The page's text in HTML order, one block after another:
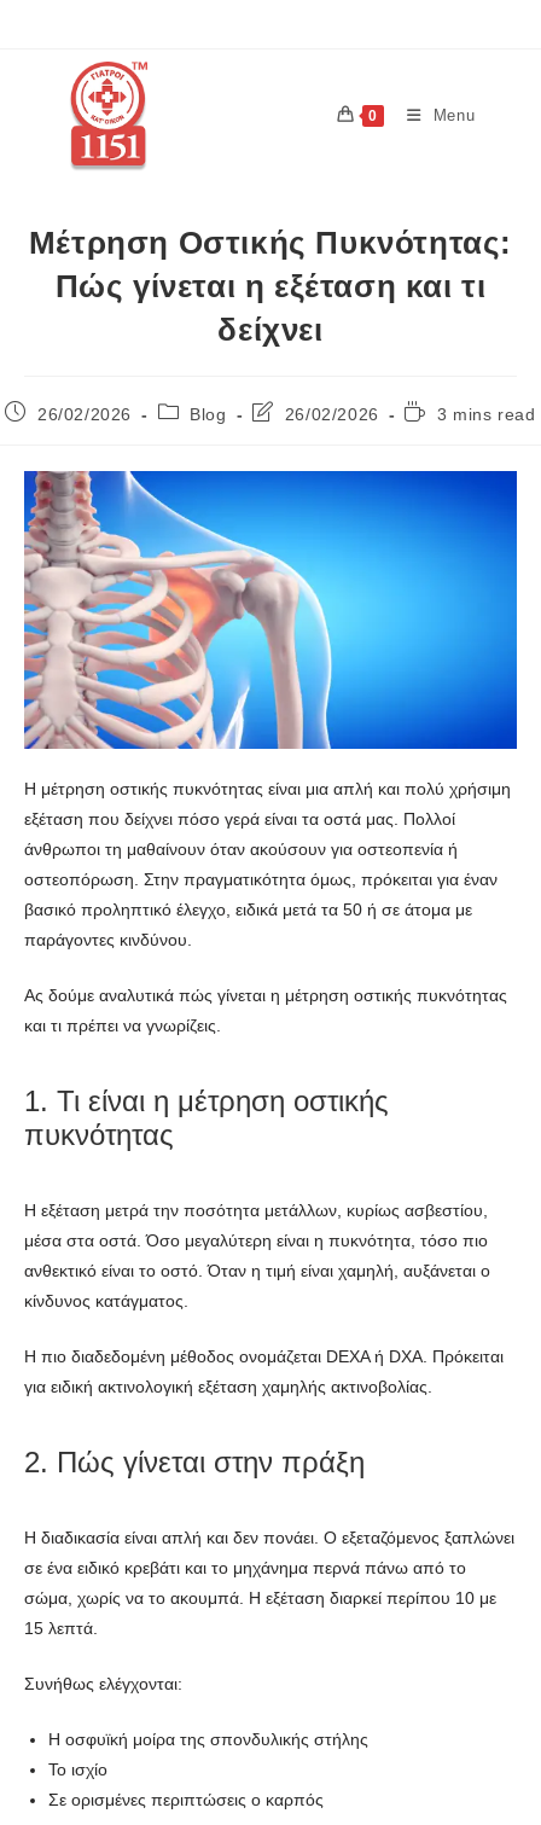
0 Menu
Μέτρηση Οστικής Πυκνότητας:
Πώς γίνεται η εξέταση και τι
δείχνει
26/02/2026 Blog 26/02/2026 3 mins read
Η μέτρηση οστικής πυκνότητας είναι μια απλή και πολύ χρήσιμη
εξέταση που δείχνει πόσο γερά είναι τα οστά μας. Πολλοί
άνθρωποι τη μαθαίνουν όταν ακούσουν για οστεοπενία ή
οστεοπόρωση. Στην πραγματικότητα όμως, πρόκειται για έναν
βασικό προληπτικό έλεγχο, ειδικά μετά τα 50 ή σε άτομα με
παράγοντες κινδύνου.
Ας δούμε αναλυτικά πώς γίνεται η μέτρηση οστικής πυκνότητας
και τι πρέπει να γνωρίζεις.
1. Τι είναι η μέτρηση οστικής
πυκνότητας
Η εξέταση μετρά την ποσότητα μετάλλων, κυρίως ασβεστίου,
μέσα στα οστά. Όσο μεγαλύτερη είναι η πυκνότητα, τόσο πιο
ανθεκτικό είναι το οστό. Όταν η τιμή είναι χαμηλή, αυξάνεται ο
κίνδυνος κατάγματος.
Η πιο διαδεδομένη μέθοδος ονομάζεται DEXA ή DXA. Πρόκειται
για ειδική ακτινολογική εξέταση χαμηλής ακτινοβολίας.
2. Πώς γίνεται στην πράξη
Η διαδικασία είναι απλή και δεν πονάει. Ο εξεταζόμενος ξαπλώνει
σε ένα ειδικό κρεβάτι και το μηχάνημα περνά πάνω από το
σώμα, χωρίς να το ακουμπά. Η εξέταση διαρκεί περίπου 10 με
15 λεπτά.
Συνήθως ελέγχονται:
Η οσφυϊκή μοίρα της σπονδυλικής στήλης
Το ισχίο
Σε ορισμένες περιπτώσεις ο καρπός